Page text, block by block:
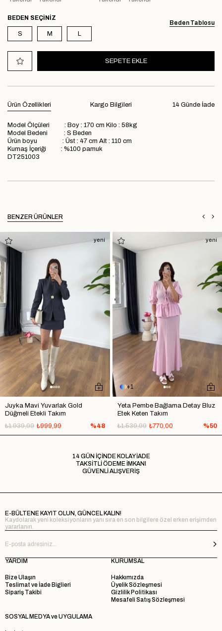
Beden Tablosu
BEDEN
S M L
Ürün Özellikleri 14 Günde İade
Kargo Bilgileri
Model Ölçüleri : Boy : 170 cm Kilo : 58kg
Model Bedeni : S Beden
Ürün boyu : Üst : 47 cm Alt : 110 cm
Kumaş İçeriği : %100 pamuk
DT251003
BENZER ÜRÜNLER
Juyka Mavi Yuvarlak Gold
Düğmeli Etekli Takım
₺999,99
₺1.939,99 %48
yeni
1
Yeta Pembe Bağlama Detay Bluz
Etek Keten Takım
₺770,00
₺1.539,99 %50
yeni
14 GÜN İÇİNDE KOLAY İADE
TAKSİTLİ ÖDEME İMKANI
GÜVENLİ ALIŞVERİŞ
E-BÜLTENE KAYIT OLUN, GÜNCEL KALIN!
Kaydolarak yeni koleksiyonların yanı sıra en son bilgilere özel erken erişimden
yararlanın.
YARDIM
Bize Ulaşın
Teslimat ve İade Biglieri
Sipariş Takibi
KURUMSAL
Hakkımızda
Üyelik Sözleşmesi
Gizlilik Politikası
Mesafeli Satış Sözleşmesi
SOSYAL MEDYA ve UYGULAMA